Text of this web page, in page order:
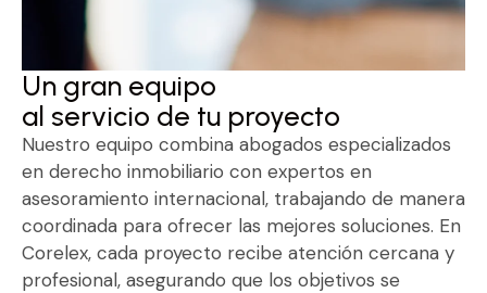
Un gran equipo
al servicio de tu proyecto
Nuestro equipo combina abogados especializados
en derecho inmobiliario con expertos en
asesoramiento internacional, trabajando de manera
coordinada para ofrecer las mejores soluciones. En
Corelex, cada proyecto recibe atención cercana y
profesional, asegurando que los objetivos se